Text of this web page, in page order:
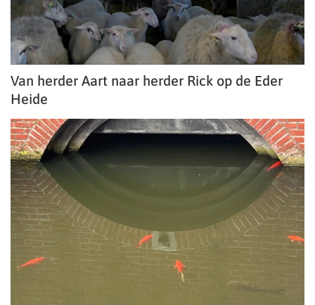
Van herder Aart naar herder Rick op de Eder
Heide